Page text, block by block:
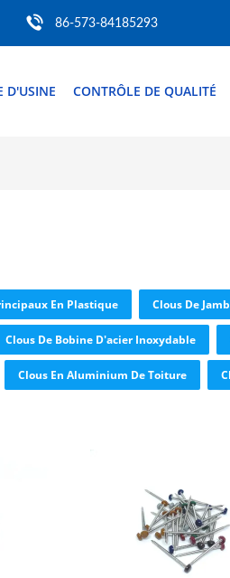
86-573-84185293
D'USINE CONTRÔLE DE QUALITÉ
En Plastique Clous De
Clous De Bobine D'acier Inoxydable
Clous En Aluminium De Toiture